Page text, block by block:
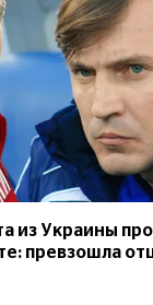
из Украины
превзошла